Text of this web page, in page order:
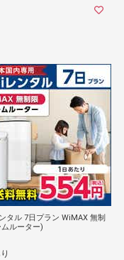
タル 7日プラン WiMAX 無制
ルーター)